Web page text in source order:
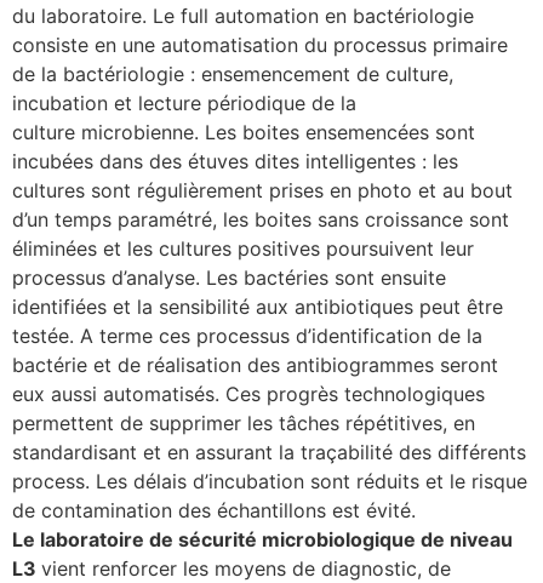
du laboratoire. Le full automation en bactériologie
consiste en une automatisation du processus primaire
de la bactériologie : ensemencement de culture,
incubation et lecture périodique de la
culture microbienne. Les boites ensemencées sont
incubées dans des étuves dites intelligentes : les
cultures sont régulièrement prises en photo et au bout
d’un temps paramétré, les boites sans croissance sont
éliminées et les cultures positives poursuivent leur
processus d’analyse. Les bactéries sont ensuite
identifiées et la sensibilité aux antibiotiques peut être
testée. A terme ces processus d’identification de la
bactérie et de réalisation des antibiogrammes seront
eux aussi automatisés. Ces progrès technologiques
permettent de supprimer les tâches répétitives, en
standardisant et en assurant la traçabilité des différents
process. Les délais d’incubation sont réduits et le risque
de contamination des échantillons est évité.
Le laboratoire de sécurité microbiologique de niveau
L3 vient renforcer les moyens de diagnostic, de